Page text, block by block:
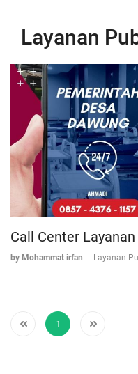
Layanan
Call Center
by Mohammat irfan - Layanan
1